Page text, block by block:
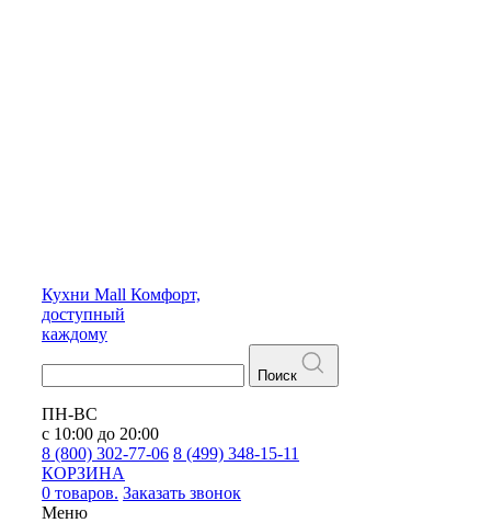
Кухни Mall Комфорт,
доступный
каждому
Поиск
ПН-ВС
с 10:00 до 20:00
8 (800) 302-77-06 8 (499) 348-15-11
КОРЗИНА
0 товаров. Заказать звонок
Меню